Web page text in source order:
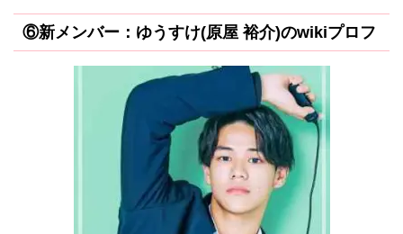
⑥新メンバー：ゆうすけ(原屋 裕介)のwikiプロフ